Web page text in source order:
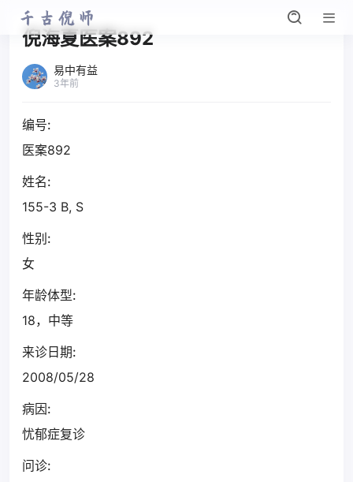
倪海夏医案892
易中有益
3年前
编号:
医案892
姓名:
155-3 B, S
性别:
女
年龄体型:
18，中等
来诊日期:
2008/05/28
病因:
忧郁症复诊
问诊: